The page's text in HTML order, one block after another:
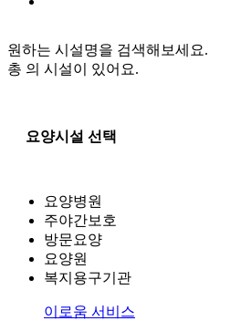
원하는 시설명을 검색해보세요.
총 의 시설이 있어요.
요양시설 선택
요양병원
주야간보호
방문요양
요양원
복지용구기관
이로움 서비스